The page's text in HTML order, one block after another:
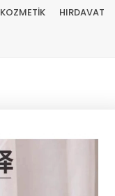
KOZMETİK HIRDAVAT